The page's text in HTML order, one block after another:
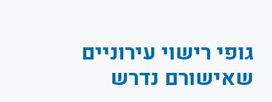
גופי רישוי עירוניים
שאישורם נדרש